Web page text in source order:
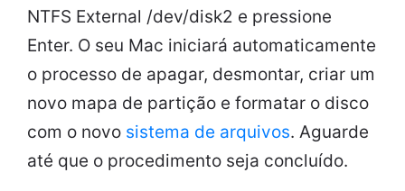
NTFS External /dev/disk2 e pressione
Enter. O seu Mac iniciará automaticamente
o processo de apagar, desmontar, criar um
novo mapa de partição e formatar o disco
com o novo sistema de arquivos. Aguarde
até que o procedimento seja concluído.